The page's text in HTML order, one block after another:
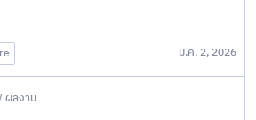
ม.ค. 2, 2026
ผลงาน